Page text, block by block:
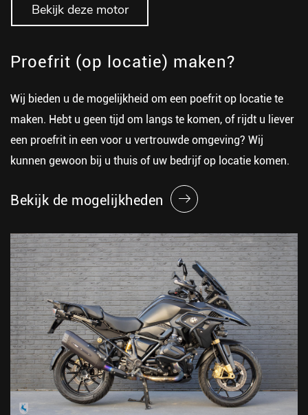
Bekijk deze motor
Proefrit (op locatie) maken?
Wij bieden u de mogelijkheid om een poefrit op locatie te
maken. Hebt u geen tijd om langs te komen, of rijdt u liever
een proefrit in een voor u vertrouwde omgeving? Wij
kunnen gewoon bij u thuis of uw bedrijf op locatie komen.
Bekijk de mogelijkheden